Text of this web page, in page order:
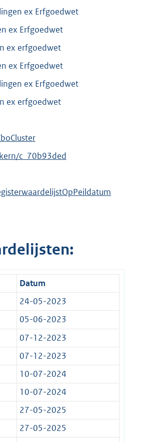
ex Erfgoedwet
ex Erfgoedwet
ex erfgoedwet
ex Erfgoedwet
ex Erfgoedwet
ex erfgoedwet
c_70b93ded
Datum
24-05-2023
05-06-2023
07-12-2023
07-12-2023
10-07-2024
10-07-2024
27-05-2025
27-05-2025